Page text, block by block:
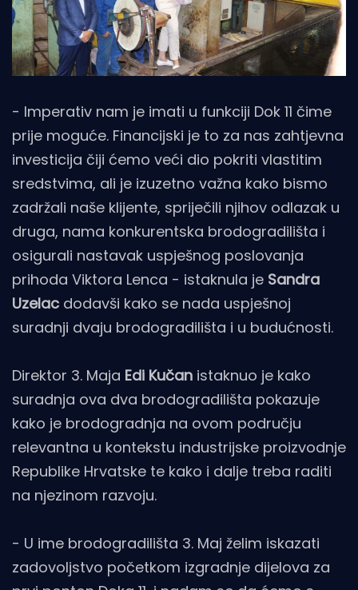
- Imperativ nam je imati u funkciji Dok 11 čime
prije moguće. Financijski je to za nas zahtjevna
investicija čiji ćemo veći dio pokriti vlastitim
sredstvima, ali je izuzetno važna kako bismo
zadržali naše klijente, spriječili njihov odlazak u
druga, nama konkurentska brodogradilišta i
osigurali nastavak uspješnog poslovanja
prihoda Viktora Lenca - istaknula je Sandra
Uzelac dodavši kako se nada uspješnoj
suradnji dvaju brodogradilišta i u budućnosti.
Direktor 3. Maja Edi Kučan istaknuo je kako
suradnja ova dva brodogradilišta pokazuje
kako je brodogradnja na ovom području
relevantna u kontekstu industrijske proizvodnje
Republike Hrvatske te kako i dalje treba raditi
na njezinom razvoju.
- U ime brodogradilišta 3. Maj želim iskazati
zadovoljstvo početkom izgradnje dijelova za